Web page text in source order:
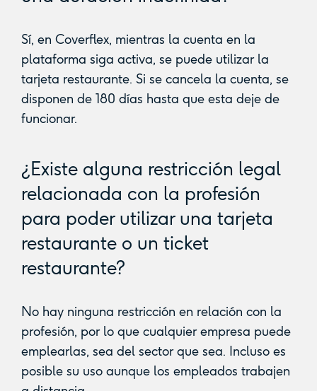
Sí, en Coverflex, mientras la cuenta en la
plataforma siga activa, se puede utilizar la
tarjeta restaurante. Si se cancela la cuenta, se
disponen de 180 días hasta que esta deje de
funcionar.
¿Existe alguna restricción legal
relacionada con la profesión
para poder utilizar una tarjeta
restaurante o un ticket
restaurante?
No hay ninguna restricción en relación con la
profesión, por lo que cualquier empresa puede
emplearlas, sea del sector que sea. Incluso es
posible su uso aunque los empleados trabajen